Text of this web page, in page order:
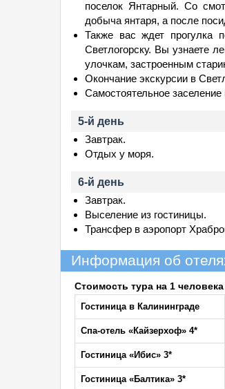
поселок Янтарный. Со
добыча янтаря, а после
Также вас ждет прогулка
Светлогорску. Вы узнаете
улочкам, застроенным
Окончание экскурсии в
Самостоятельное заселение
5-й день
Завтрак.
Отдых у моря.
6-й день
Завтрак.
Выселение из гостиницы.
Трансфер в аэропорт
Информация об
Стоимость тура на 1
Гостиница в Калининграде
Спа-отель «Кайзерхоф» 4*
Гостиница «Ибис» 3*
Гостиница «Балтика» 3*